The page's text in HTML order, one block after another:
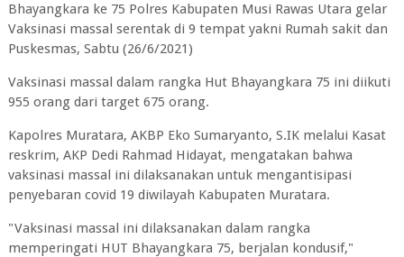
Bhayangkara ke 75 Polres Kabupaten Musi Rawas Utara gelar
Vaksinasi massal serentak di 9 tempat yakni Rumah sakit dan
Puskesmas, Sabtu (26/6/2021)
Vaksinasi massal dalam rangka Hut Bhayangkara 75 ini diikuti
955 orang dari target 675 orang.
Kapolres Muratara, AKBP Eko Sumaryanto, S.IK melalui Kasat
reskrim, AKP Dedi Rahmad Hidayat, mengatakan bahwa
vaksinasi massal ini dilaksanakan untuk mengantisipasi
penyebaran covid 19 diwilayah Kabupaten Muratara.
"Vaksinasi massal ini dilaksanakan dalam rangka
memperingati HUT Bhayangkara 75, berjalan kondusif,"